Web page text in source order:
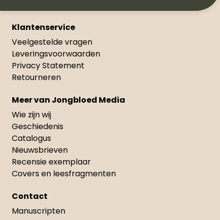
Klantenservice
Veelgestelde vragen
Leveringsvoorwaarden
Privacy Statement
Retourneren
Meer van Jongbloed Media
Wie zijn wij
Geschiedenis
Catalogus
Nieuwsbrieven
Recensie exemplaar
Covers en leesfragmenten
Contact
Manuscripten